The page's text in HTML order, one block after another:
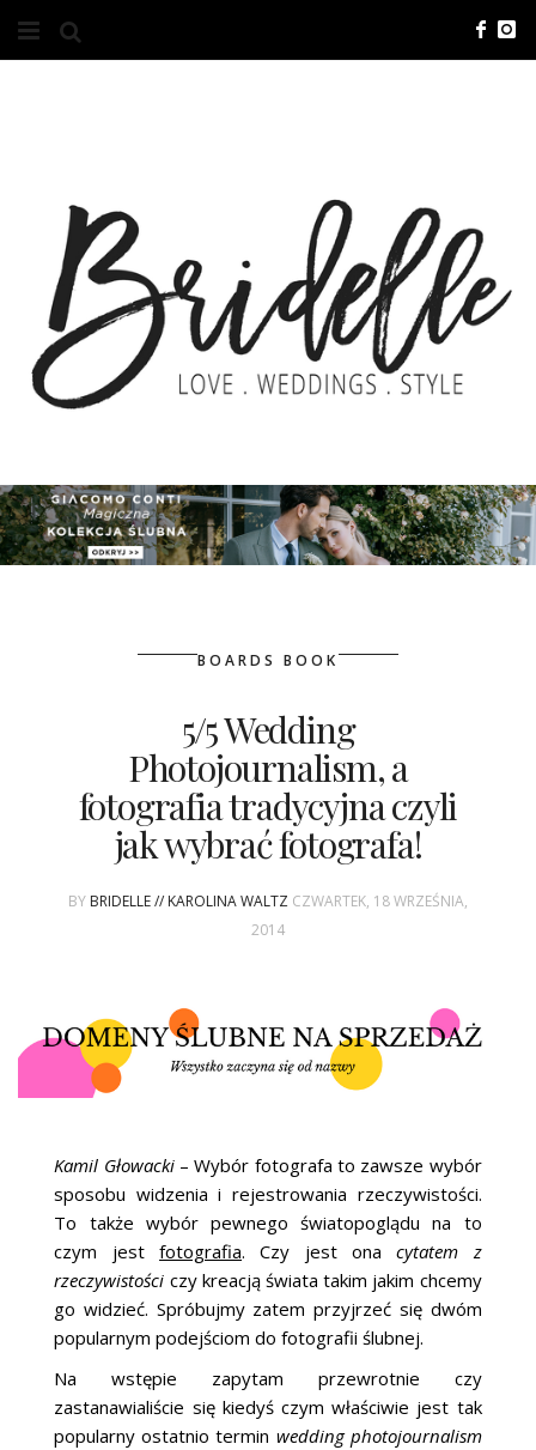
O NAS
KONTAKT
REKLAMA
ADVERTISING
ZGŁOSZENIA
KSIĄŻKI BRIDELLE
POLECANE FIRMY
WASZE ŚLUBY
BRI GROUP
ŚLUBNE STYLE
ARCHIWUM
BOARDS BOOK
5/5 Wedding
Photojournalism, a
fotografia tradycyjna czyli
jak wybrać fotografa!
BY BRIDELLE // KAROLINA WALTZ CZWARTEK, 18 WRZEŚNIA,
2014
Kamil Głowacki– Wybór fotografa to zawsze wybór
sposobu widzenia i rejestrowania rzeczywistości.
To także wybór pewnego światopoglądu na to
czym jestfotografia. Czy jest onacytatem z
rzeczywistości czy kreacją świata takim jakim chcemy
go widzieć. Spróbujmy zatem przyjrzeć się dwóm
popularnym podejściom do fotografii ślubnej.
Na wstępie zapytam przewrotnie czy
zastanawialiście się kiedyś czym właściwie jest tak
popularny ostatnio termin wedding photojournalism